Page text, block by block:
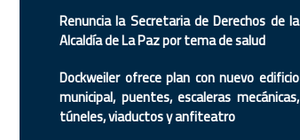
Renuncia la Secretaria de Derechos de la
Alcaldía de La Paz por tema de salud
Dockweiler ofrece plan con nuevo edificio
municipal, puentes, escaleras mecánicas,
túneles, viaductos y anfiteatro